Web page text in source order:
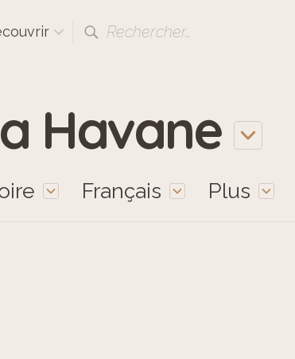
Rechercher…
Havane
Français Plus